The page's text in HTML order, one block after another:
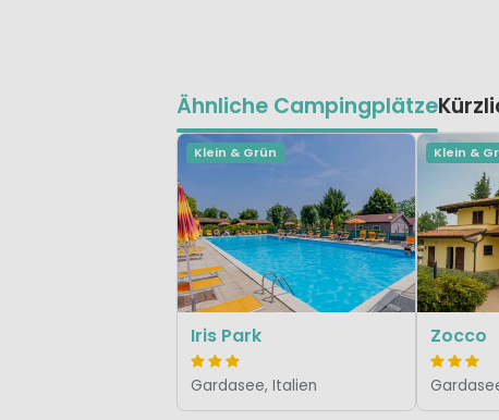
Ähnliche Campingplätze
Klein & Grün
Iris Park
Gardasee, Italien
Klein &
Zocco